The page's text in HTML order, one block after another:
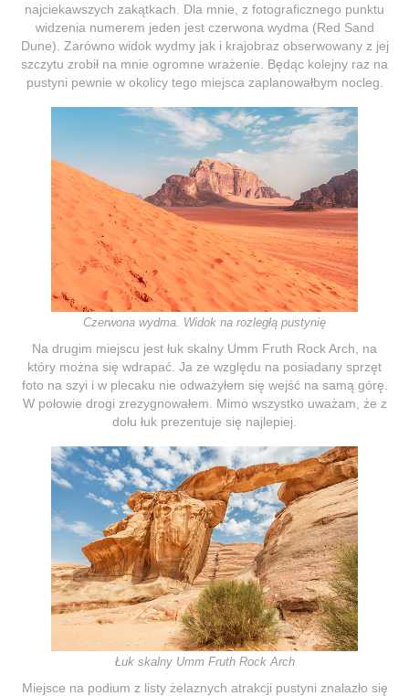
najciekawszych zakątkach. Dla mnie, z fotograficznego punktu
widzenia numerem jeden jest czerwona wydma (Red Sand
Dune). Zarówno widok wydmy jak i krajobraz obserwowany z jej
szczytu zrobił na mnie ogromne wrażenie. Będąc kolejny raz na
pustyni pewnie w okolicy tego miejsca zaplanowałbym nocleg.
Czerwona wydma. Widok na rozległą pustynię
Na drugim miejscu jest łuk skalny Umm Fruth Rock Arch, na
który można się wdrapać. Ja ze względu na posiadany sprzęt
foto na szyi i w plecaku nie odważyłem się wejść na samą górę.
W połowie drogi zrezygnowałem. Mimo wszystko uważam, że z
dołu łuk prezentuje się najlepiej.
Łuk skalny Umm Fruth Rock Arch
Miejsce na podium z listy żelaznych atrakcji pustyni znalazło się